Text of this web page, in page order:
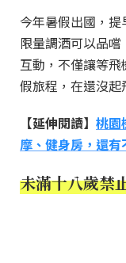
今年暑假出國，
限量調酒可以品
互動，不僅讓等
假旅程，在還沒起
【延伸閱讀】 桃園
摩、健身房，還有
未滿十八歲禁